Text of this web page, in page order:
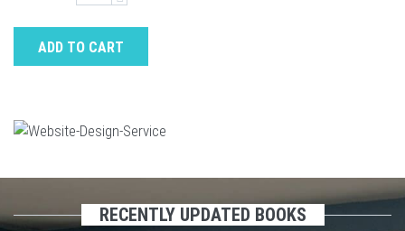
ADD TO CART
RECENTLY UPDATED BOOKS